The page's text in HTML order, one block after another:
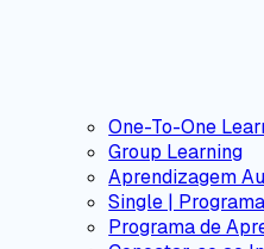
One-To-One
Group Learning
Aprendizagem
Single |
Programa de